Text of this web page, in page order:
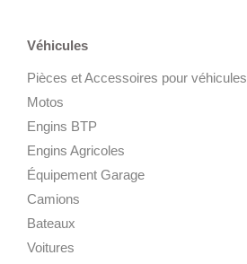
Véhicules
Pièces et Accessoires pour véhicules
Motos
Engins BTP
Engins Agricoles
Équipement Garage
Camions
Bateaux
Voitures